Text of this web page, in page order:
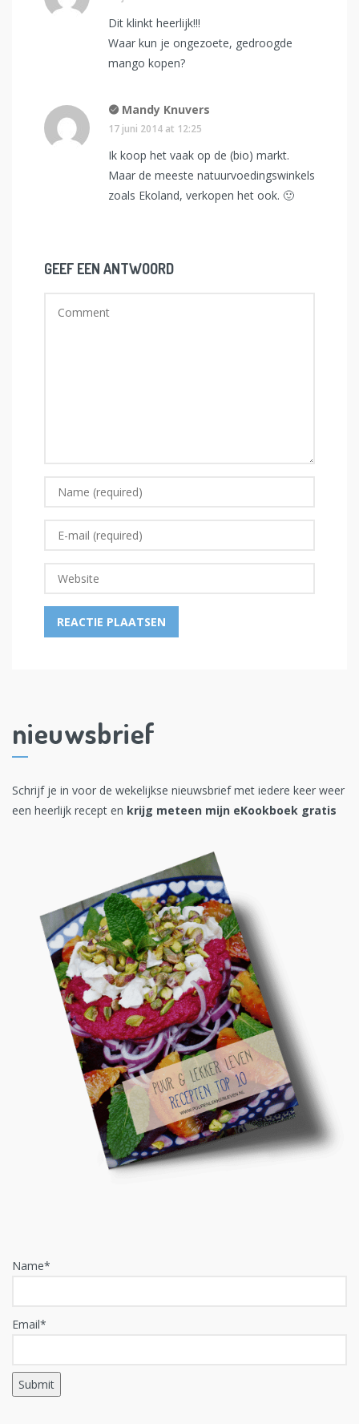
Dit klinkt heerlijk!!!
Waar kun je ongezoete, gedroogde
mango kopen?
Mandy Knuvers
17 juni 2014 at 12:25
Ik koop het vaak op de (bio) markt.
Maar de meeste natuurvoedingswinkels
zoals Ekoland, verkopen het ook. 🙂
GEEF EEN ANTWOORD
nieuwsbrief
Schrijf je in voor de wekelijkse nieuwsbrief met iedere keer weer
een heerlijk recept en krijg meteen mijn eKookboek gratis
Name*
Email*